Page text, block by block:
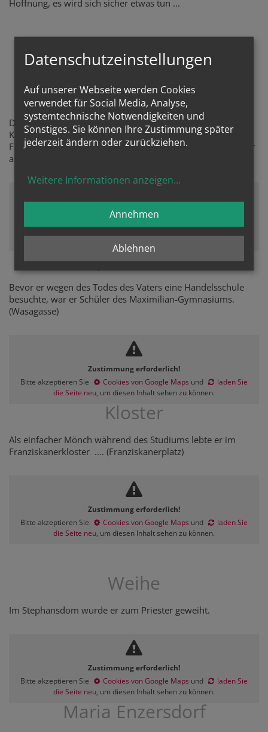
Hoffnung, es wird sich sicher etwas tun ...
Zuhause
Der Vater war Portier der Anglo-Österreichischen Bank, der
Konkurrenz der Rothschildschen Creditanstalt, und so lebte
Familie Pieller in nobler Gegend, sehr einfach und so war er
auch Pfarrkind der Schotten. (Strauchgasse 1)
Zustimmung erforderlich!
Bitte akzeptieren Sie
Cookies von Google Mapsund
laden Sie
Gymnasium
Bevor er wegen des Todes des Vaters eine Handelsschule
besuchte, war er Schüler des Maximilian-Gymnasiums.
(Wasagasse)
Zustimmung erforderlich!
Bitte akzeptieren Sie
Cookies von Google Maps und
laden Sie
die Seite neu, um diesen Inhalt sehen zu können.
Kloster
Als einfacher Mönch während des Studiums lebte er im
Franziskanerkloster .... (Franziskanerplatz)
Zustimmung erforderlich!
Bitte akzeptieren Sie
Cookies von Google Maps und
laden Sie
die Seite neu, um diesen Inhalt sehen zu können.
Weihe
Im Stephansdom wurde er zum Priester geweiht.
Zustimmung erforderlich!
Bitte akzeptieren Sie
Cookies von Google Maps und
laden Sie
die Seite neu, um diesen Inhalt sehen zu können.
Maria Enzersdorf
Datenschutzeinstellungen
Auf unserer Webseite werden Cookies
verwendet für Social Media, Analyse,
systemtechnische Notwendigkeiten und
Sonstiges. Sie können Ihre Zustimmung später
jederzeit ändern oder zurückziehen.
Weitere Informationen anzeigen...
Ablehnen
Annehmen